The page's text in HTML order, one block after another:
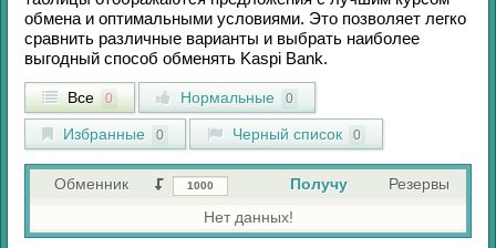
обмена и оптимальными условиями. Это позволяет легко
сравнить различные варианты и выбрать наиболее
выгодный способ обменять Kaspi Bank.
Все 0 Нормальные 0
Избранные 0 Черный список 0
Обменник Получу
Резервы
Нет данных!